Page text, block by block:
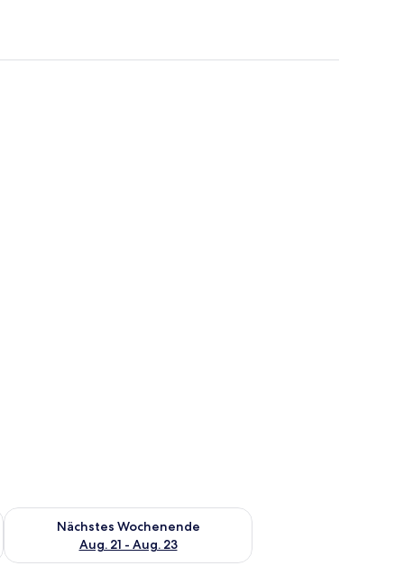
Aug. 14 - Aug. 16.
Nächstes Wochenende
Aug. 21 - Aug. 23
Überprüfe die Verfügbarkeit für nächstes Wochenende, Aug.